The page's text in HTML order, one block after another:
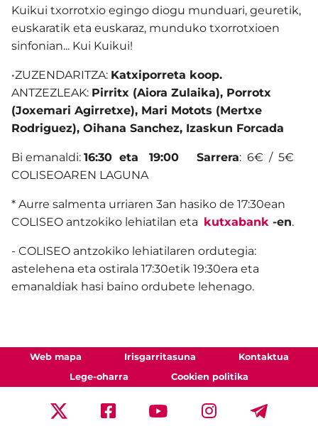
Kuikui txorrotxio egingo diogu munduari, geuretik,
euskaratik eta euskaraz, munduko txorrotxioen
sinfonian... Kui Kuikui!
•ZUZENDARITZA: Katxiporreta koop.
ANTZEZLEAK: Pirritx (Aiora Zulaika), Porrotx
(Joxemari Agirretxe), Mari Motots (Mertxe
Rodriguez), Oihana Sanchez, Izaskun Forcada
Bi emanaldi: 16:30 eta 19:00 Sarrera: 6€ / 5€
COLISEOAREN LAGUNA
* Aurre salmenta urriaren 3an hasiko de 17:30ean
COLISEO antzokiko lehiatilan eta kutxabank -en.
- COLISEO antzokiko lehiatilaren ordutegia:
astelehena eta ostirala 17:30etik 19:30era eta
emanaldiak hasi baino ordubete lehenago.
Web mapa Irisgarritasuna
Kontaktua
Lege-oharra
Cookien politika